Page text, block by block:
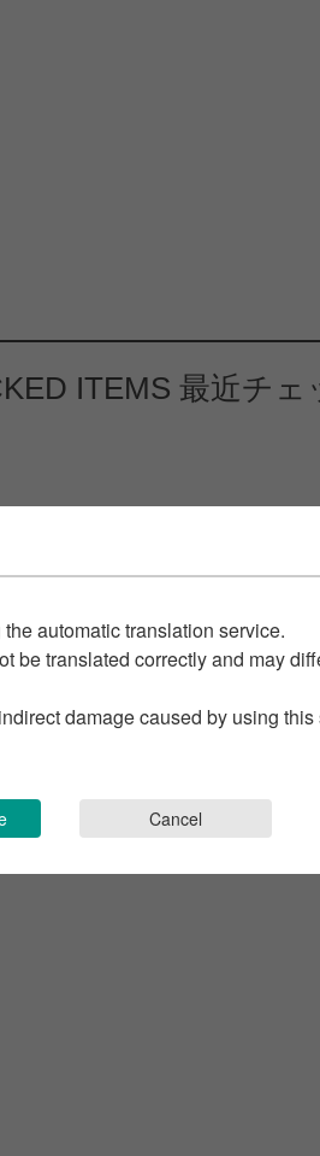
ITEMS 最近チェ
automatic translation service.
be translated correctly and may
damage caused by using
Cancel